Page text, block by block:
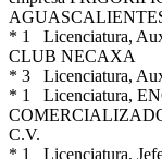
* 1 Licenciatura,
CLUB NECAXA
* 3 Licenciatura,
* 1 Licenciatura,
C.V.
* 1 Licenciatura,